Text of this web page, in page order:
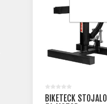
BIKETECK STOJALO